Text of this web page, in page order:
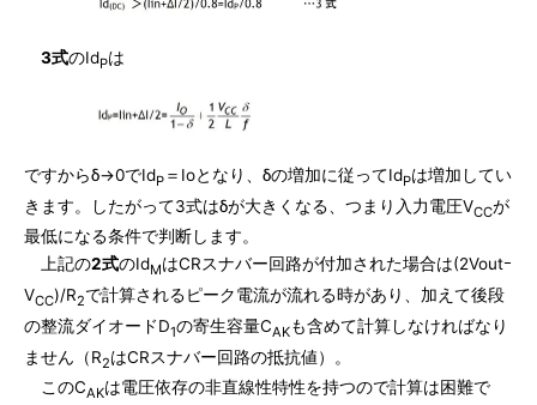
3式のIdPは
ですからδ→0でIdP ＝Ioとなり、δの増加に従ってIdPは増加してい
きます。したがって3式はδが大きくなる、つまり入力電圧VCCが
最低になる条件で判断します。
上記の2式のIdMはCRスナバー回路が付加された場合は(2Voutｰ
VCC)/R2で計算されるピーク電流が流れる時があり、加えて後段
の整流ダイオードD1の寄生容量CAKも含めて計算しなければなり
ません（R2はCRスナバー回路の抵抗値）。
このCAKは電圧依存の非直線性特性を持つので計算は困難で